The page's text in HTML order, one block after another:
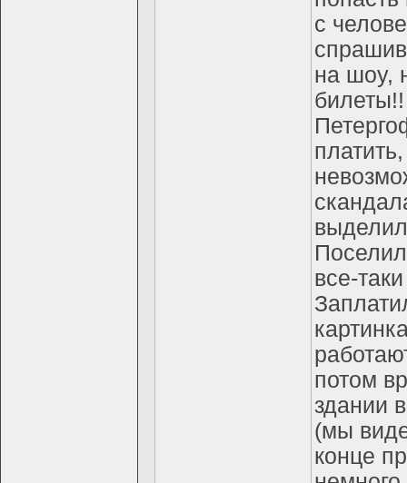
с
на шоу,
билеты!!
все-
потом
здании
(мы
конце